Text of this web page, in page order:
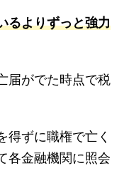
るよりずっと強力
届がでた時点で税
得ずに職権で亡く
各金融機関に照会